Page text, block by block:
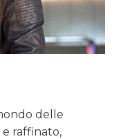
delle
raffinato,